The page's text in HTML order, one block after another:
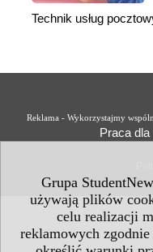
Grupa
używają plików
celu realizacji
reklamowych zgodnie
Technik usług
Reklama - Wykorzystajmy
Praca